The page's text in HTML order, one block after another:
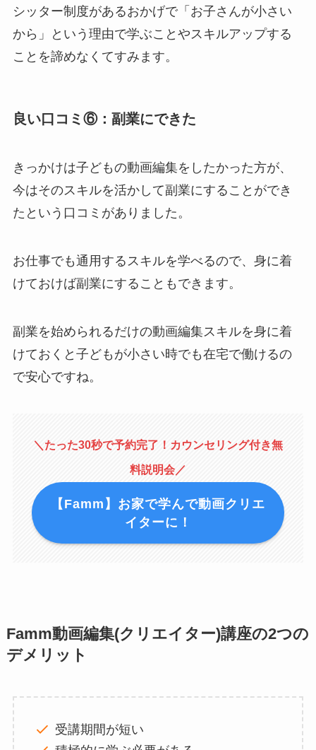
シッター制度があるおかげで「お子さんが小さい
から」という理由で学ぶことやスキルアップする
ことを諦めなくてすみます。
良い口コミ⑥：副業にできた
きっかけは子どもの動画編集をしたかった方が、
今はそのスキルを活かして副業にすることができ
たという口コミがありました。
お仕事でも通用するスキルを学べるので、身に着
けておけば副業にすることもできます。
副業を始められるだけの動画編集スキルを身に着
けておくと子どもが小さい時でも在宅で働けるの
で安心ですね。
＼たった30秒で予約完了！カウンセリング付き無
料説明会／
【Famm】お家で学んで動画クリエ
イターに！
Famm動画編集(クリエイター)講座の2つの
デメリット
受講期間が短い